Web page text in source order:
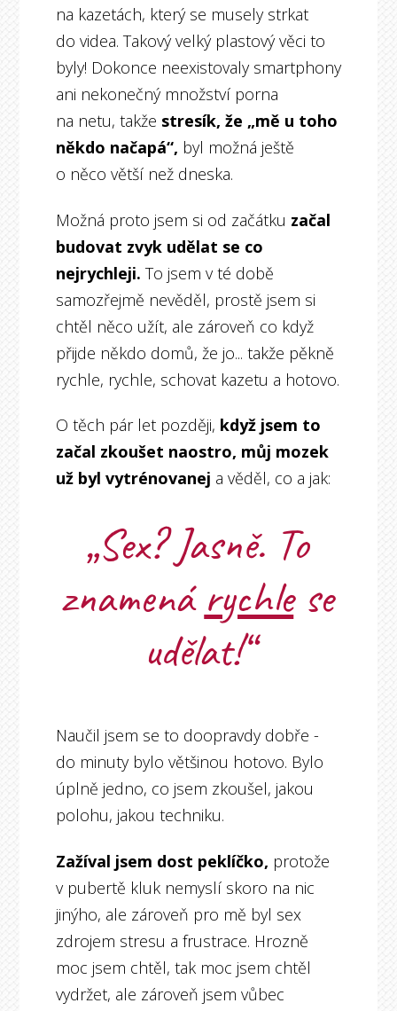
na kazetách, který se musely strkat
do videa. Takový velký plastový věci to
byly! Dokonce neexistovaly smartphony
ani nekonečný množství porna
na netu, takže stresík, že „mě u toho
někdo načapá“, byl možná ještě
o něco větší než dneska.
Možná proto jsem si od začátku začal
budovat zvyk udělat se co
nejrychleji. To jsem v té době
samozřejmě nevěděl, prostě jsem si
chtěl něco užít, ale zároveň co když
přijde někdo domů, že jo... takže pěkně
rychle, rychle, schovat kazetu a hotovo.
O těch pár let později, když jsem to
začal zkoušet naostro, můj mozek
už byl vytrénovanej a věděl, co a jak:
„Sex? Jasně. To
znamená rychlese
udělat!“
Naučil jsem se to doopravdy dobře -
do minuty bylo většinou hotovo. Bylo
úplně jedno, co jsem zkoušel, jakou
polohu, jakou techniku.
Zažíval jsem dost peklíčko, protože
v pubertě kluk nemyslí skoro na nic
jinýho, ale zároveň pro mě byl sex
zdrojem stresu a frustrace. Hrozně
moc jsem chtěl, tak moc jsem chtěl
vydržet, ale zároveň jsem vůbec